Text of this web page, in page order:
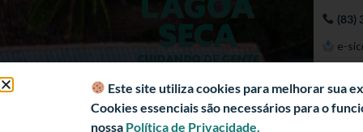
(83)
e-
Este site utiliza cookies para melhorar sua
Cookies essenciais são necessários para o
nossa Política de Privacidade.